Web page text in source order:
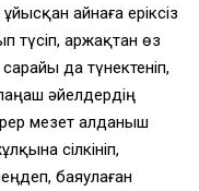
айнаға ерiксiз
түсiп, аржақтан өз
да түнектенiп,
әйелдердiң
мезет алданыш
сiлкiнiп,
баяулаған